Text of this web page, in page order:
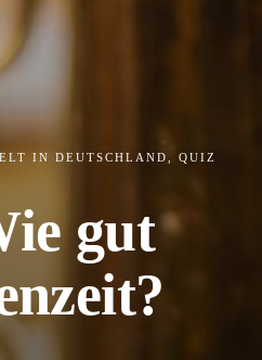
IN DEUTSCHLAND QUIZ
gut